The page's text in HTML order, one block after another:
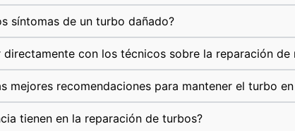
síntomas de un turbo dañado?
directamente con los técnicos sobre la reparación de
mejores recomendaciones para mantener el turbo
tienen en la reparación de turbos?